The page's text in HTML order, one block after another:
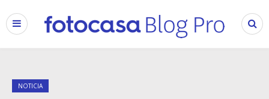
NOTICIA